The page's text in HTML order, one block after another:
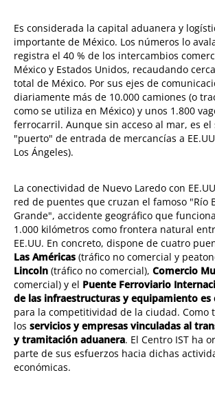
Es considerada la capital aduanera y
importante de México. Los números lo
registra el 40 % de los intercambios
México y Estados Unidos, recaudando
total de México. Por sus ejes de
diariamente más de 10.000 camiones (o
como se utiliza en México) y unos 1.800
ferrocarril. Aunque sin acceso al mar, es el
"puerto" de entrada de mercancías a
Los Ángeles).
La conectividad de Nuevo Laredo con
red de puentes que cruzan el famoso "Río
Grande", accidente geográfico que
1.000 kilómetros como frontera natural
EE.UU. En concreto, dispone de cuatro
Las Américas (tráfico no comercial y
Lincoln (tráfico no comercial),Comercio
comercial) y el Puente Ferroviario
de las infraestructuras y equipamiento es
para la competitividad de la ciudad. Como
losservicios y empresas vinculadas al
y tramitación aduanera. El Centro IST ha
parte de sus esfuerzos hacia dichas
económicas.